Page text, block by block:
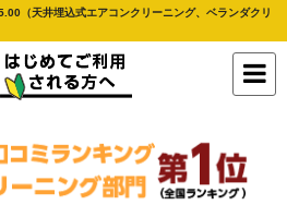
（天井埋込式エアコンクリーニング、ベランダクリ